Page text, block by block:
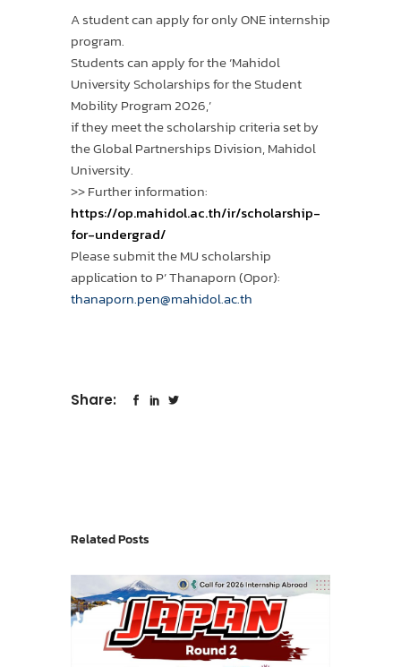
A student can apply for only ONE internship
program.
Students can apply for the ‘Mahidol
University Scholarships for the Student
Mobility Program 2026,’
if they meet the scholarship criteria set by
the Global Partnerships Division, Mahidol
University.
>> Further information:
https://op.mahidol.ac.th/ir/scholarship-
for-undergrad/
Please submit the MU scholarship
application to P’ Thanaporn (Opor):
thanaporn.pen@mahidol.ac.th
Share:
Related Posts